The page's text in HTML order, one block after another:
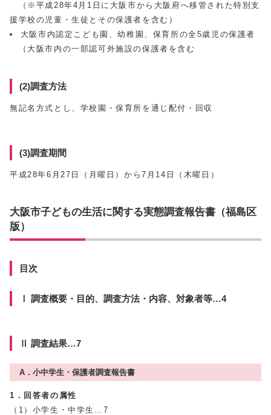
（※平成28年4月1日に大阪市から大阪府へ移管された特別支
援学校の児童・生徒とその保護者を含む）
大阪市内認定こども園、幼稚園、保育所の全5歳児の保護者
（大阪市内の一部認可外施設の保護者を含む
(2)調査方法
無記名方式とし、学校園・保育所を通じ配付・回収
(3)調査期間
平成28年6月27日（月曜日）から7月14日（木曜日）
大阪市子どもの生活に関する実態調査報告書（福島区
版）
目次
Ⅰ 調査概要・目的、調査方法・内容、対象者等…4
Ⅱ 調査結果…7
A．小中学生・保護者調査報告書
1．回答者の属性
（1）小学生・中学生…7